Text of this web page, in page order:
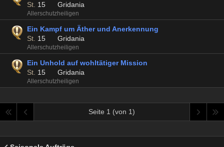
St. 15 Gridania
Allerschutzheiligen
Ein Kampf um Äther und Anerkennung
St. 15 Gridania
Allerschutzheiligen
Ein Unhold auf wohltätiger Mission
St. 15 Gridania
Allerschutzheiligen
Seite 1 (von 1)